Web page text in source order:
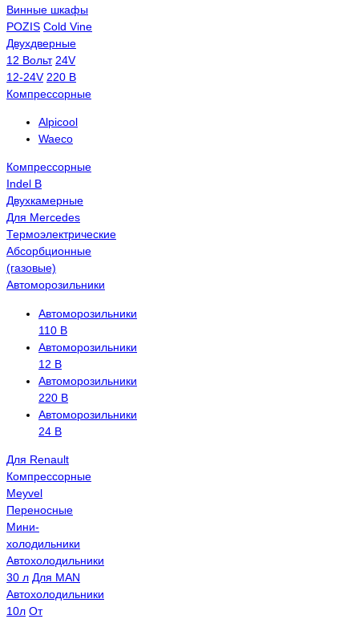
Винные шкафы
POZIS Сold Vine
Двухдверные
12 Вольт 24V
12-24V 220 В
Компрессорные
Alpicool
Waeco
Компрессорные
Indel B
Двухкамерные
Для Mercedes
Термоэлектрические
Абсорбционные
(газовые)
Автоморозильники
Автоморозильники
110 В
Автоморозильники
12 В
Автоморозильники
220 В
Автоморозильники
24 В
Для Renault
Компрессорные
Meyvel
Переносные
Мини-
холодильники
Автохолодильники
30 л Для MAN
Автохолодильники
10л От